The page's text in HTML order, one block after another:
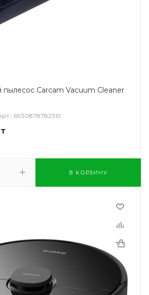
Carcam Vacuum Cleaner
6930878782361
В КОРЗИНУ